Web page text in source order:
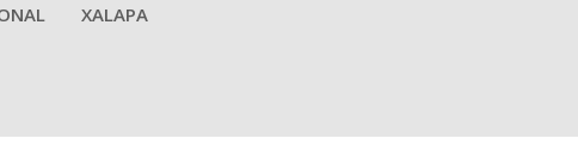
XALAPA